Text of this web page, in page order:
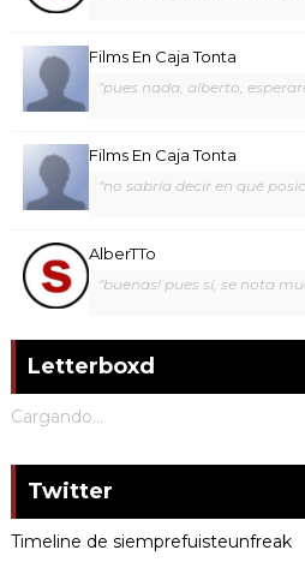
Films En Caja Tonta
"pues nada, alberto,
Films En Caja Tonta
"no sabría decir en qué
AlberTTo
"buenas! pues sí, se nota
Letterboxd
Cargando...
Twitter
Timeline de siemprefuisteunfreak